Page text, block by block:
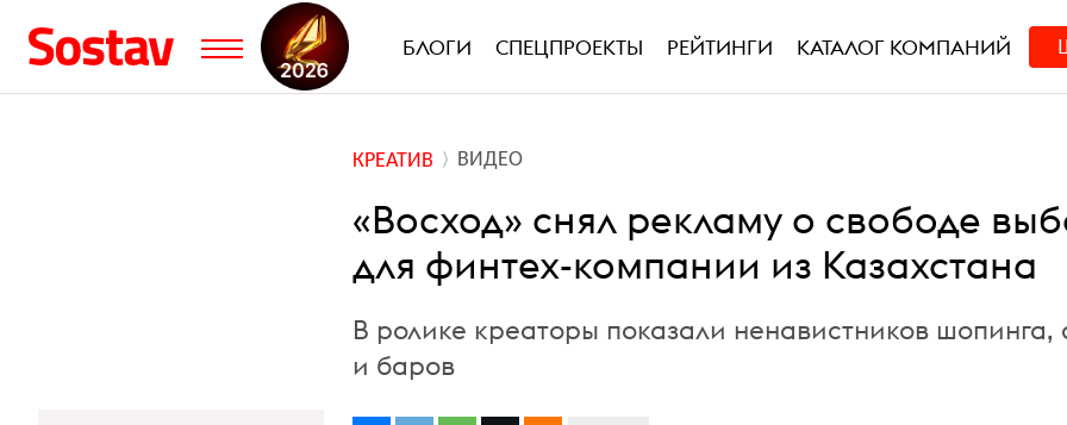
БЛОГИ СПЕЦПРОЕКТЫ РЕЙТИНГИ КАТАЛОГ КОМПАНИЙ
КРЕАТИВ ВИДЕО
«Восход» снял рекламу о свободе
для финтех-компании из Казахстана
В ролике креаторы показали ненавистников шопинга,
и баров